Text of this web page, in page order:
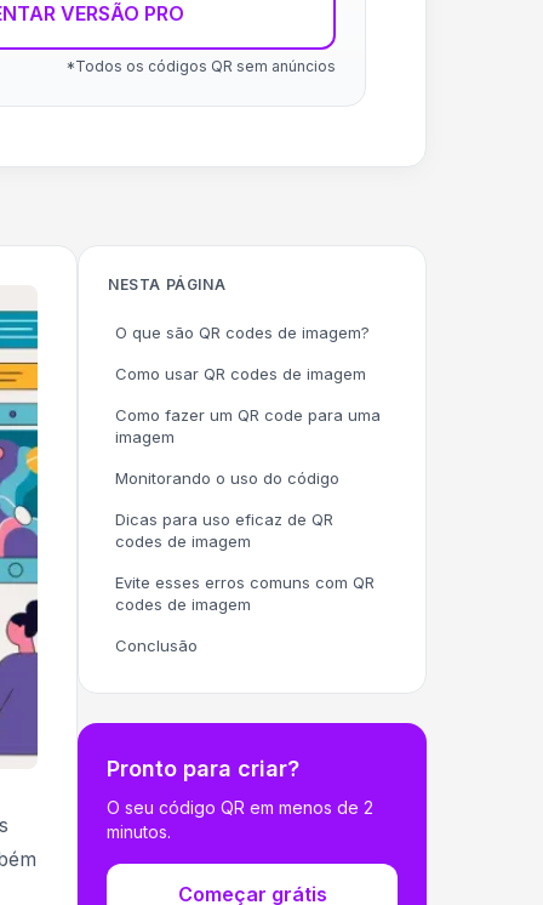
VERSÃO PRO
*Todos os códigos QR sem anúncios
NESTA PÁGINA
O que são QR codes de imagem?
Como usar QR codes de imagem
Como fazer um QR code para uma
imagem
Monitorando o uso do código
Dicas para uso eficaz de QR
codes de imagem
Evite esses erros comuns com QR
codes de imagem
Conclusão
Pronto para criar?
O seu código QR em menos de 2
minutos.
Começar grátis